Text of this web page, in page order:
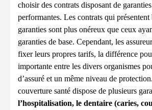
choisir des contrats disposant de
performantes. Les contrats qui présentent
garanties sont plus onéreux que ceux
garanties de base. Cependant, les
fixer leurs propres tarifs, la différence
importante entre les divers organismes
d’assuré et un même niveau de
couverture santé dispose de plusieurs
l’hospitalisation, le dentaire (caries,